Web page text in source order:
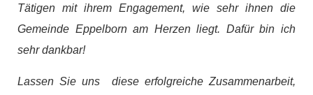
Tätigen mit ihrem Engagement, wie sehr ihnen die
Gemeinde Eppelborn am Herzen liegt. Dafür bin ich
sehr dankbar!
Lassen Sie uns diese erfolgreiche Zusammenarbeit,